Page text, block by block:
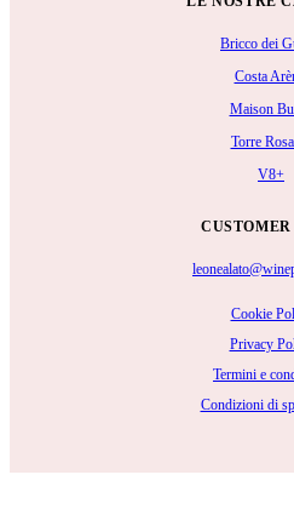
Bricco dei
Costa
Maison
Torre
V8+
Cookie
Privacy
Termini e
Condizioni di